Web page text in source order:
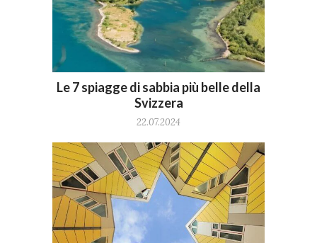
Le 7 spiagge di sabbia più belle della
Svizzera
22.07.2024